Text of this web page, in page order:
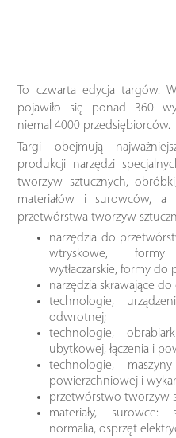
To czwarta edycja targów.
pojawiło się ponad 360
niemal 4000 przedsiębiorców.
Targi obejmują
produkcji narzędzi
tworzyw sztucznych,
materiałów i surowców, a
przetwórstwa tworzyw
narzędzia do
wtryskowe, formy
wytłaczarskie, formy
narzędzia skrawające
technologie,
odwrotnej​;
technologie,
ubytkowej, łączenia i
technologie,
powierzchniowej i
przetwórstwo tworzyw
materiały, surowce:
normalia, osprzęt